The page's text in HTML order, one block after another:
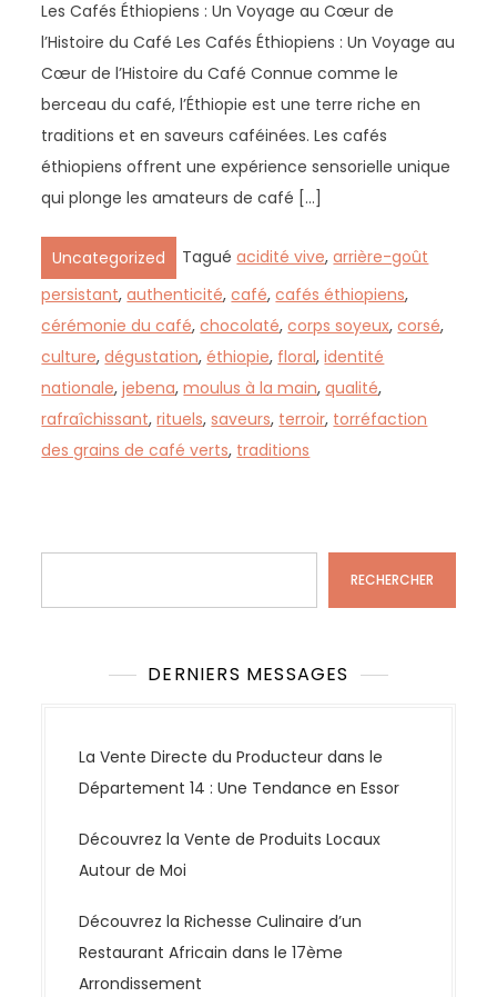
Les Cafés Éthiopiens : Un Voyage au Cœur de
l’Histoire du Café Les Cafés Éthiopiens : Un Voyage au
Cœur de l’Histoire du Café Connue comme le
berceau du café, l’Éthiopie est une terre riche en
traditions et en saveurs caféinées. Les cafés
éthiopiens offrent une expérience sensorielle unique
qui plonge les amateurs de café […]
Uncategorized Taguéacidité vive,arrière-goût
persistant,authenticité,café,cafés éthiopiens,
cérémonie du café,chocolaté,corps soyeux,corsé,
culture,dégustation,éthiopie, floral,identité
nationale,jebena,moulus à la main,qualité,
rafraîchissant,rituels,saveurs, terroir, torréfaction
des grains de café verts, traditions
RECHERCHER
DERNIERS MESSAGES
La Vente Directe du Producteur dans le
Département 14 : Une Tendance en Essor
Découvrez la Vente de Produits Locaux
Autour de Moi
Découvrez la Richesse Culinaire d’un
Restaurant Africain dans le 17ème
Arrondissement